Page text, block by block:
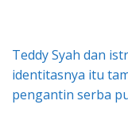
Teddy Syah dan
identitasnya itu
pengantin serba